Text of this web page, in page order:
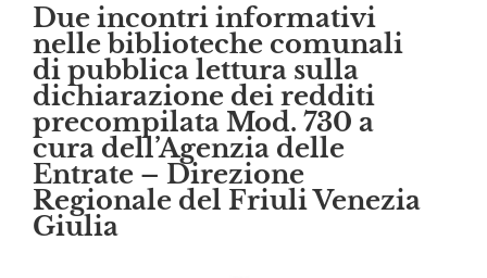
Due incontri informativi
nelle biblioteche comunali
di pubblica lettura sulla
dichiarazione dei redditi
precompilata Mod. 730 a
cura dell’Agenzia delle
Entrate – Direzione
Regionale del Friuli Venezia
Giulia